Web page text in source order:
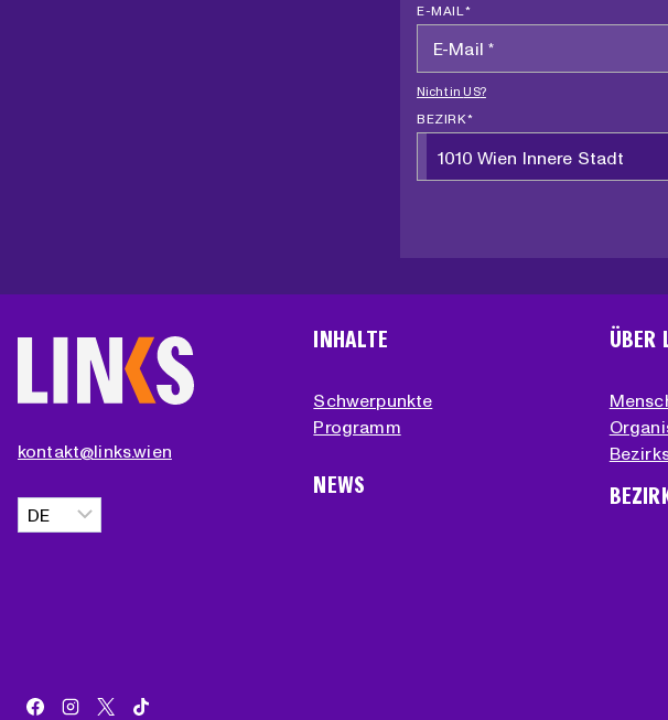
E-MAIL *
Nicht inUS?
BEZIRK *
1010 Wien Innere Stadt
kontakt@links.wien
Sprache
auswählen
INHALTE
Schwerpunkte
Programm
NEWS
ÜBER